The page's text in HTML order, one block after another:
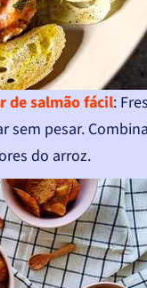
de salmão fácil:
sem pesar.
do arroz.